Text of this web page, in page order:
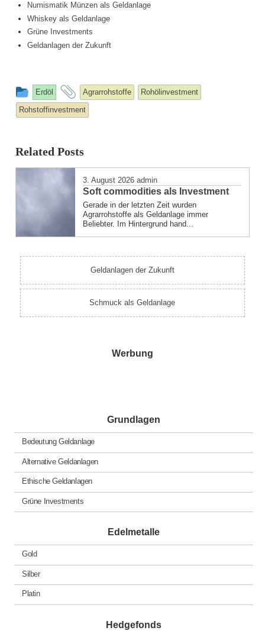
Numismatik Münzen als Geldanlage
Whiskey als Geldanlage
Grüne Investments
Geldanlagen der Zukunft
This
entry
was
in
Erdöl
and
tagged
Agrarrohstoffe
Rohölinvestment
Rohstoffinvestment
Related Posts
3. August 2026 admin
Soft commodities als Investment
Gerade in der letzten Zeit wurden
Agrarrohstoffe als Geldanlage immer
Beliebter. Im Hintergrund hand...
Geldanlagen der Zukunft
Schmuck als Geldanlage
Werbung
Grundlagen
Bedeutung Geldanlage
Alternative Geldanlagen
Ethische Geldanlagen
Grüne Investments
Edelmetalle
Gold
Silber
Platin
Hedgefonds